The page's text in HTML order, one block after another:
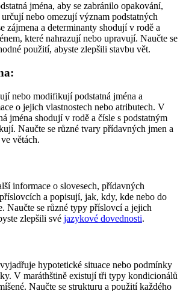
jména, aby se zabránilo opakování,
nebo omezují význam podstatných
zájmena a determinanty shodují v rodě a
které nahrazují nebo upravují. Naučte se
použití, abyste zlepšili stavbu vět.
nebo modifikují podstatná jména a
o jejich vlastnostech nebo atributech. V
jména shodují v rodě a čísle s podstatným
Naučte se různé tvary přídavných jmen a
větách.
informace o slovesech, přídavných
a popisují, jak, kdy, kde nebo do
Naučte se různé typy příslovcí a jejich
zlepšili své jazykové dovednosti.
hypotetické situace nebo podmínky
V maráthštině existují tři typy kondicionálů
Naučte se strukturu a použití každého